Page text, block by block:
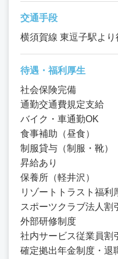
交通手段
横須賀線 東逗子駅より
待遇・福利厚生
社会保険完備
通勤交通費規定支給
バイク・車通勤OK
食事補助（昼食）
制服貸与（制服・靴）
昇給あり
保養所（軽井沢）
リゾートトラスト福利
スポーツクラブ法人割
外部研修制度
社内サービス従業員割引
確定拠出年金制度・退